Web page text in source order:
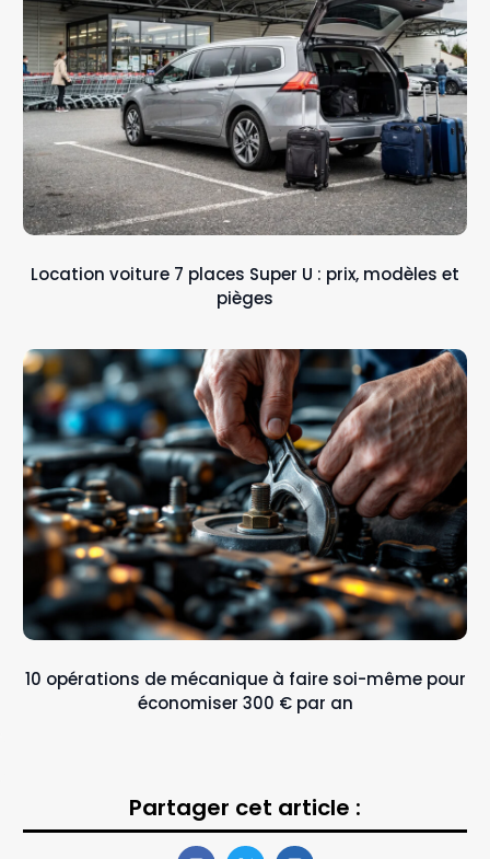
Location voiture 7 places Super U : prix, modèles et
pièges
10 opérations de mécanique à faire soi-même pour
économiser 300 € par an
Partager cet article :